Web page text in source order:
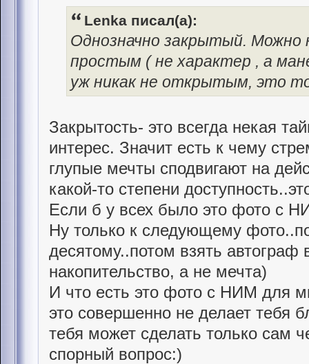
Lenka писал(а):
Однозначно закрытый. Можно
простым ( не характер , а
уж никак не открытым, это
Закрытость- это всегда некая
интерес. Значит есть к чему
глупые мечты сподвигают на
какой-то степени
Если б у всех было это фото с
Ну только к следующему
десятому..потом взять автограф
накопительство, а не мечта)
И что есть это фото с НИМ для
это совершенно не делает тебя
тебя может сделать только сам
спорный вопрос:)